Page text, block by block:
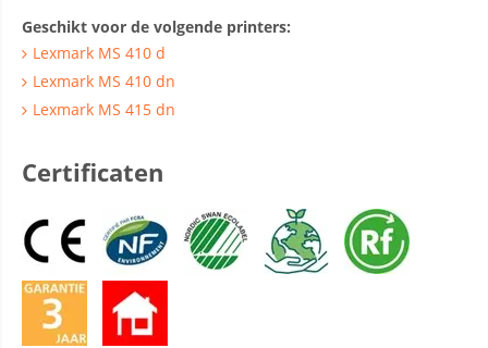
Geschikt voor de volgende printers:
Lexmark MS 410 d
Lexmark MS 410 dn
Lexmark MS 415 dn
Certificaten